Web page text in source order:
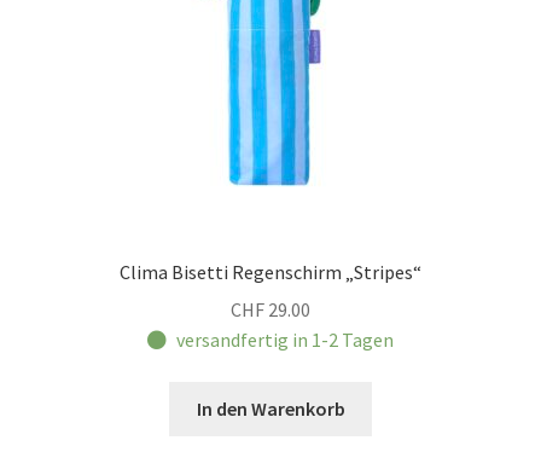
Clima Bisetti Regenschirm „Stripes“
CHF 29.00
versandfertig in 1-2 Tagen
In den Warenkorb